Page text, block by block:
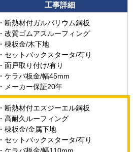
工事詳細
・断熱材付ガルバリウム鋼板
・改質ゴムアスルーフィング
・棟板金/木下地
・セットバックスタータ/有り
・面戸取り付け/有り
・ケラバ板金/幅45mm
・メーカー保証20年
・断熱材付エスジーエル鋼板
・高耐久ルーフィング
・棟板金/金属下地
・セットバックスタータ/有り
・ケラバ板金/幅110mm